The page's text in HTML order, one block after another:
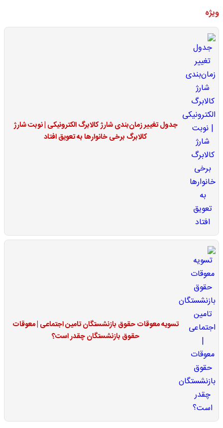
ویژه
جدول تغییر زمان‌بندی شارژ کالابرگ الکترونیکی | نوبت شارژ
کالابرگ برخی خانوارها به تعویق افتاد
تسویه معوقات حقوق بازنشستگان تامین اجتماعی | معوقات
حقوق بازنشستگان چقدر است؟